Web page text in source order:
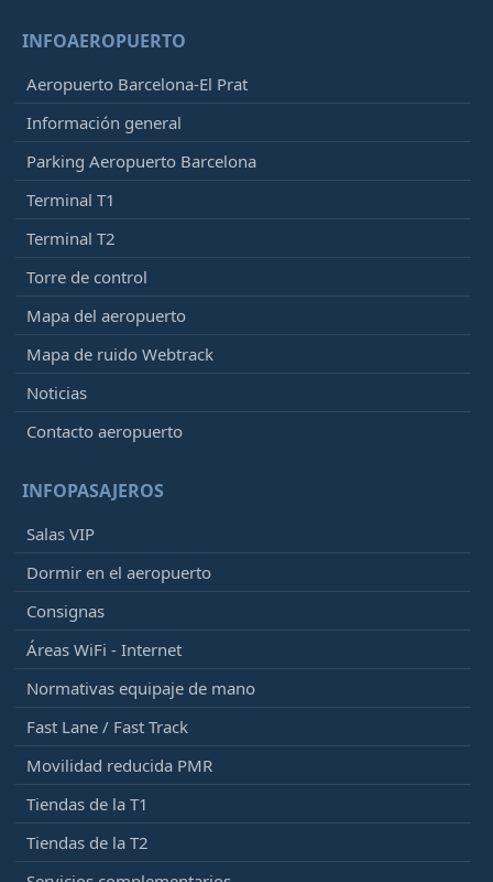
INFOAEROPUERTO
Aeropuerto Barcelona-El Prat
Información general
Parking Aeropuerto Barcelona
Terminal T1
Terminal T2
Torre de control
Mapa del aeropuerto
Mapa de ruido Webtrack
Noticias
Contacto aeropuerto
INFOPASAJEROS
Salas VIP
Dormir en el aeropuerto
Consignas
Áreas WiFi - Internet
Normativas equipaje de mano
Fast Lane / Fast Track
Movilidad reducida PMR
Tiendas de la T1
Tiendas de la T2